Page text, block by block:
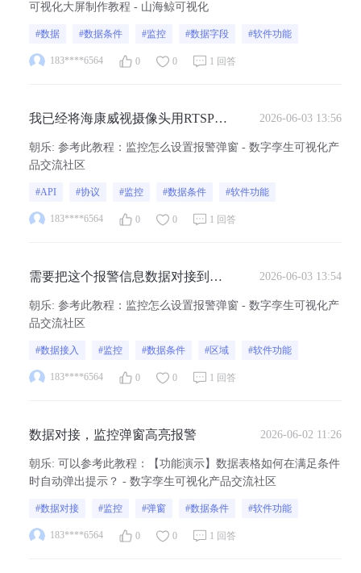
可视化大屏制作教程 - 山海鲸可视化
#数据 #数据条件 #监控 #数据字段 #软件功能
183****6564 0 0 1 回答
我已经将海康威视摄像头用RTSP协
里面有报警功能的算法 RTSP协议
测到区域入侵然后报警 我现在想要
报警的时候 山海鲸上也能显示弹窗
2026-06-03 13:56
朝乐: 参考此教程：监控怎么设置报警弹窗 - 数字孪生可视化产
品交流社区
#API #协议 #监控 #数据条件 #软件功能
183****6564 0 0 1 回答
需要把这个报警信息数据对接到我
这个报警信息设置一个数据条件，
由我设置高亮报警弹窗监控警告
2026-06-03 13:54
朝乐: 参考此教程：监控怎么设置报警弹窗 - 数字孪生可视化产
品交流社区
#数据接入 #监控 #数据条件 #区域 #软件功能
183****6564 0 0 1 回答
数据对接，监控弹窗高亮报警 2026-06-02 11:26
朝乐: 可以参考此教程：【功能演示】数据表格如何在满足条件
时自动弹出提示？ - 数字孪生可视化产品交流社区
#数据对接 #监控 #弹窗 #数据条件 #软件功能
183****6564 0 0 1 回答